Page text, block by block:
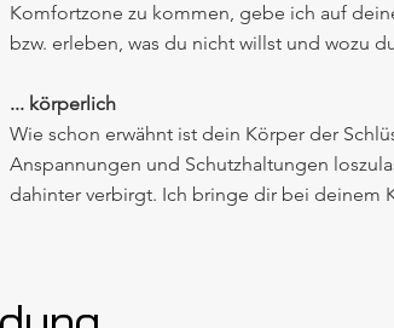
Komfortzone zu kommen, gebe ich auf
bzw. erleben, was du nicht willst und wozu
... körperlich
Wie schon erwähnt ist dein Körper der
Anspannungen und Schutzhaltungen
dahinter verbirgt. Ich bringe dir bei deinem